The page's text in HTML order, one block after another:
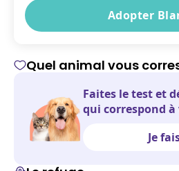
Adopter
Quel animal vous
Faites le test et
qui correspond
Je